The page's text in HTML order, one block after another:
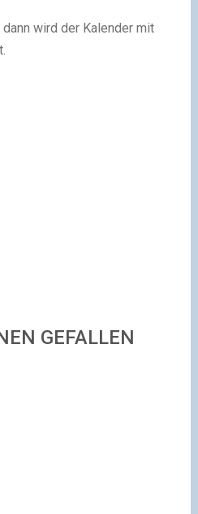
wird der Kalender mit
GEFALLEN